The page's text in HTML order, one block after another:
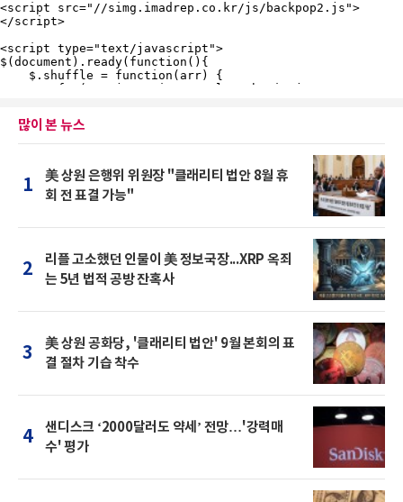
많이 본 뉴스
1
美 상원 은행위 위원장 "클래리티 법안 8월 휴
회 전 표결 가능"
2
리플 고소했던 인물이 美 정보국장...XRP 옥죄
는 5년 법적 공방 잔혹사
3
美 상원 공화당, '클래리티 법안' 9월 본회의 표
결 절차 기습 착수
4
샌디스크 ‘2000달러도 약세’ 전망…'강력매
수' 평가